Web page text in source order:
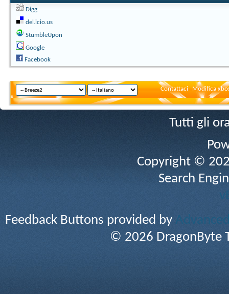
Digg
del.icio.us
StumbleUpon
Google
Facebook
Contattaci Modifica
Tutti gli
Copyright ©
Search
Feedback Buttons provided by
© 2026 DragonByte